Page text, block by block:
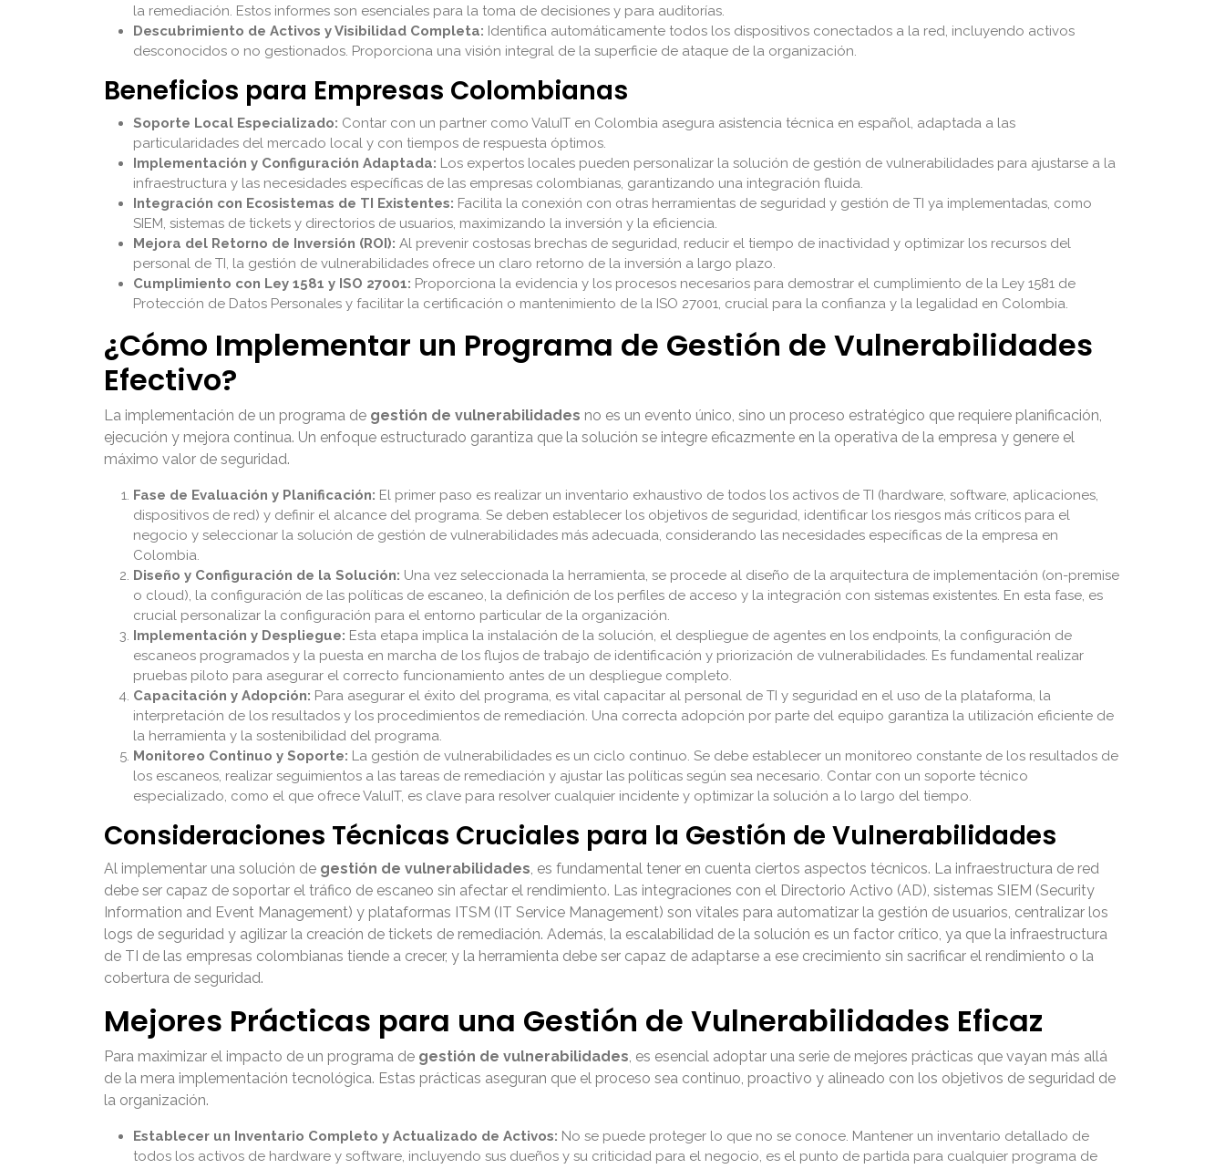
la remediación. Estos informes son esenciales para la toma de decisiones y para auditorías.
Descubrimiento de Activos y Visibilidad Completa: Identifica automáticamente todos los dispositivos conectados a la red, incluyendo activos
desconocidos o no gestionados. Proporciona una visión integral de la superficie de ataque de la organización.
Beneficios para Empresas Colombianas
Soporte Local Especializado: Contar con un partner como ValuIT en Colombia asegura asistencia técnica en español, adaptada a las
particularidades del mercado local y con tiempos de respuesta óptimos.
Implementación y Configuración Adaptada: Los expertos locales pueden personalizar la solución de gestión de vulnerabilidades para ajustarse a la
infraestructura y las necesidades específicas de las empresas colombianas, garantizando una integración fluida.
Integración con Ecosistemas de TI Existentes: Facilita la conexión con otras herramientas de seguridad y gestión de TI ya implementadas, como
SIEM, sistemas de tickets y directorios de usuarios, maximizando la inversión y la eficiencia.
Mejora del Retorno de Inversión (ROI): Al prevenir costosas brechas de seguridad, reducir el tiempo de inactividad y optimizar los recursos del
personal de TI, la gestión de vulnerabilidades ofrece un claro retorno de la inversión a largo plazo.
Cumplimiento con Ley 1581 y ISO 27001: Proporciona la evidencia y los procesos necesarios para demostrar el cumplimiento de la Ley 1581 de
Protección de Datos Personales y facilitar la certificación o mantenimiento de la ISO 27001, crucial para la confianza y la legalidad en Colombia.
¿Cómo Implementar un Programa de Gestión de Vulnerabilidades
Efectivo?
La implementación de un programa de gestión de vulnerabilidades no es un evento único, sino un proceso estratégico que requiere planificación,
ejecución y mejora continua. Un enfoque estructurado garantiza que la solución se integre eficazmente en la operativa de la empresa y genere el
máximo valor de seguridad.
Fase de Evaluación y Planificación: El primer paso es realizar un inventario exhaustivo de todos los activos de TI (hardware, software, aplicaciones,
dispositivos de red) y definir el alcance del programa. Se deben establecer los objetivos de seguridad, identificar los riesgos más críticos para el
negocio y seleccionar la solución de gestión de vulnerabilidades más adecuada, considerando las necesidades específicas de la empresa en
Colombia.
Diseño y Configuración de la Solución: Una vez seleccionada la herramienta, se procede al diseño de la arquitectura de implementación (on-premise
o cloud), la configuración de las políticas de escaneo, la definición de los perfiles de acceso y la integración con sistemas existentes. En esta fase, es
crucial personalizar la configuración para el entorno particular de la organización.
Implementación y Despliegue: Esta etapa implica la instalación de la solución, el despliegue de agentes en los endpoints, la configuración de
escaneos programados y la puesta en marcha de los flujos de trabajo de identificación y priorización de vulnerabilidades. Es fundamental realizar
pruebas piloto para asegurar el correcto funcionamiento antes de un despliegue completo.
Capacitación y Adopción: Para asegurar el éxito del programa, es vital capacitar al personal de TI y seguridad en el uso de la plataforma, la
interpretación de los resultados y los procedimientos de remediación. Una correcta adopción por parte del equipo garantiza la utilización eficiente de
la herramienta y la sostenibilidad del programa.
Monitoreo Continuo y Soporte: La gestión de vulnerabilidades es un ciclo continuo. Se debe establecer un monitoreo constante de los resultados de
los escaneos, realizar seguimientos a las tareas de remediación y ajustar las políticas según sea necesario. Contar con un soporte técnico
especializado, como el que ofrece ValuIT, es clave para resolver cualquier incidente y optimizar la solución a lo largo del tiempo.
Consideraciones Técnicas Cruciales para la Gestión de Vulnerabilidades
Al implementar una solución de gestión de vulnerabilidades, es fundamental tener en cuenta ciertos aspectos técnicos. La infraestructura de red
debe ser capaz de soportar el tráfico de escaneo sin afectar el rendimiento. Las integraciones con el Directorio Activo (AD), sistemas SIEM (Security
Information and Event Management) y plataformas ITSM (IT Service Management) son vitales para automatizar la gestión de usuarios, centralizar los
logs de seguridad y agilizar la creación de tickets de remediación. Además, la escalabilidad de la solución es un factor crítico, ya que la infraestructura
de TI de las empresas colombianas tiende a crecer, y la herramienta debe ser capaz de adaptarse a ese crecimiento sin sacrificar el rendimiento o la
cobertura de seguridad.
Mejores Prácticas para una Gestión de Vulnerabilidades Eficaz
Para maximizar el impacto de un programa de gestión de vulnerabilidades, es esencial adoptar una serie de mejores prácticas que vayan más allá
de la mera implementación tecnológica. Estas prácticas aseguran que el proceso sea continuo, proactivo y alineado con los objetivos de seguridad de
la organización.
Establecer un Inventario Completo y Actualizado de Activos: No se puede proteger lo que no se conoce. Mantener un inventario detallado de
todos los activos de hardware y software, incluyendo sus dueños y su criticidad para el negocio, es el punto de partida para cualquier programa de